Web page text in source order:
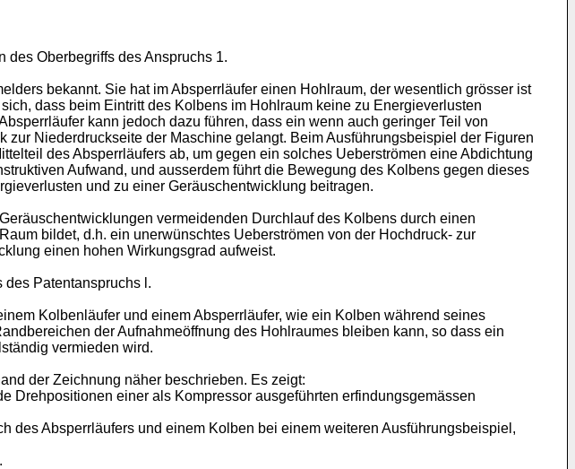
des Oberbegriffs des Anspruchs 1.
bekannt. Sie hat im Absperrläufer einen Hohlraum, der wesentlich grösser ist
dass beim Eintritt des Kolbens im Hohlraum keine zu Energieverlusten
kann jedoch dazu führen, dass ein wenn auch geringer Teil von
Niederdruckseite der Maschine gelangt. Beim Ausführungsbeispiel der Figuren
des Absperrläufers ab, um gegen ein solches Ueberströmen eine Abdichtung
Aufwand, und ausserdem führt die Bewegung des Kolbens gegen dieses
und zu einer Geräuschentwicklung beitragen.
vermeidenden Durchlauf des Kolbens durch einen
bildet, d.h. ein unerwünschtes Ueberströmen von der Hochdruck- zur
einen hohen Wirkungsgrad aufweist.
des Patentanspruchs l.
Kolbenläufer und einem Absperrläufer, wie ein Kolben während seines
der Aufnahmeöffnung des Hohlraumes bleiben kann, so dass ein
vermieden wird.
der Zeichnung näher beschrieben. Es zeigt:
Drehpositionen einer als Kompressor ausgeführten erfindungsgemässen
des Absperrläufers und einem Kolben bei einem weiteren Ausführungsbeispiel,